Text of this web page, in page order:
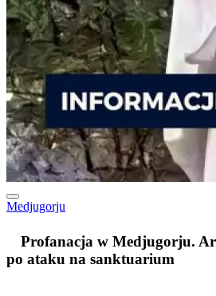
Medjugorju
Profanacja w Medjugorju.
po ataku na sanktuarium